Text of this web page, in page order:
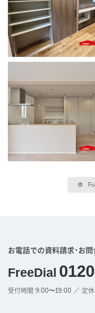
お電話での資料請求･お問
FreeDial
受付時間 9:00〜19:00 ／ 定